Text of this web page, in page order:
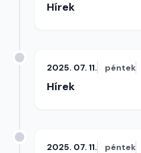
Hírek
2025. 07. 11. péntek
Hírek
2025. 07. 11. péntek